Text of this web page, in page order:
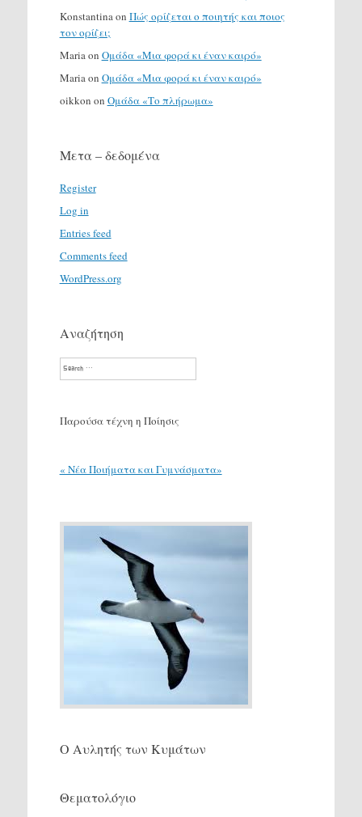
Konstantina on Πώς ορίζεται ο ποιητής και ποιος
τον ορίζει;
Maria on Ομάδα «Μια φορά κι έναν καιρό»
Maria on Ομάδα «Μια φορά κι έναν καιρό»
oikkon on Ομάδα «Το πλήρωμα»
Μετα – δεδομένα
Register
Log in
Entries feed
Comments feed
WordPress.org
Αναζήτηση
Search
Παρούσα τέχνη η Ποίησις
« Νέα Ποιήματα και Γυμνάσματα»
Ο Αυλητής των Κυμάτων
Θεματολόγιο